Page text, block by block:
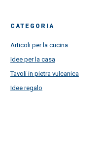
CATEGORIA
Articoli per la cucina
Idee per la casa
Tavoli in pietra vulcanica
Idee regalo